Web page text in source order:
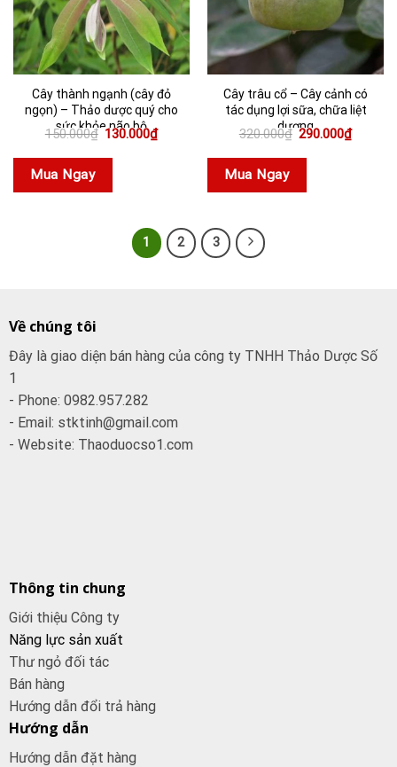
Cây thành ngạnh (cây đỏ
ngọn) – Thảo dược quý cho
sức khỏe não bộ
150.000₫ Giá
là:
130.000₫Giá
hiện
Mua Ngay
Cây trâu cổ – Cây cảnh có
tác dụng lợi sữa, chữa liệt
dương
320.000₫ Giá
là:
290.000₫Giá
hiện
Mua Ngay
1 2 3
Về chúng tôi
Đây là giao diện bán hàng của công ty TNHH Thảo Dược Số
1
- Phone: 0982.957.282
- Email: stktinh@gmail.com
- Website: Thaoduocso1.com
Thông tin chung
Giới thiệu Công ty
Năng lực sản xuất
Thư ngỏ đối tác
Bán hàng
Hướng dẫn đổi trả hàng
Hướng dẫn
Hướng dẫn đặt hàng